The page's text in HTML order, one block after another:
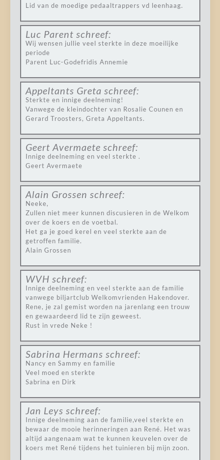
Lid van de moedige pedaaltrappers vd leenhaag.
Luc Parent schreef:
Wij wensen jullie veel sterkte in deze moeilijke
periode
Parent Luc-Godefridis Annemie
Appeltants Greta schreef:
Sterkte en innige deelneming!
Vanwege de kleindochter van Rosalie Counen en
Gerard Troosters, Greta Appeltants.
Geert Avermaete schreef:
Innige deelneming en veel sterkte .
Geert Avermaete
Alain Grossen schreef:
Neeke,
Zullen niet meer kunnen discusieren in de Welkom
over de koers en de voetbal.
Het ga je goed kerel en veel sterkte aan de
getroffen familie.
Alain Grossen
WVH schreef:
Innige deelneming en veel sterkte aan de familie
vanwege biljartclub Welkomvrienden Hakendover.
Rene, je zal gemist worden na jarenlang een trouw
en gewaardeerd lid te zijn geweest.
Rust in vrede Neke !
Sabrina Hermans schreef:
Nancy en Sammy en familie
Veel moed en sterkte
Sabrina en Dirk
Jan Leys schreef:
Innige deelneming aan de familie,veel sterkte en
bewaar de mooie herinneringen aan René. Het was
altijd aangenaam wat te kunnen keuvelen over de
koers met René tijdens het tuinieren bij mijn zoon.